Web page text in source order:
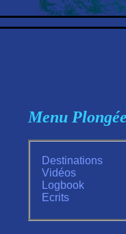
Menu
Destinations
Vidéos
Logbook
Ecrits